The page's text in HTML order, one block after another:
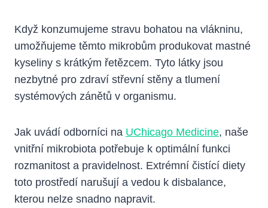
Když konzumujeme stravu bohatou na vlákninu,
umožňujeme těmto mikrobům produkovat mastné
kyseliny s krátkým řetězcem. Tyto látky jsou
nezbytné pro zdraví střevní stěny a tlumení
systémových zánětů v organismu.
Jak uvádí odborníci na UChicago Medicine, naše
vnitřní mikrobiota potřebuje k optimální funkci
rozmanitost a pravidelnost. Extrémní čistící diety
toto prostředí narušují a vedou k disbalance,
kterou nelze snadno napravit.